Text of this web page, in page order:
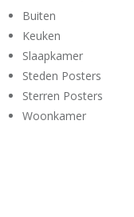
Buiten
Keuken
Slaapkamer
Steden Posters
Sterren Posters
Woonkamer